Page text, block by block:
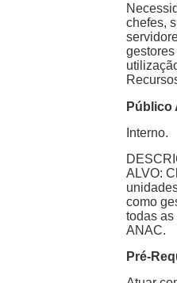
chefes,
Público
Interno.
ALVO:
como
todas
ANAC.
Pré-